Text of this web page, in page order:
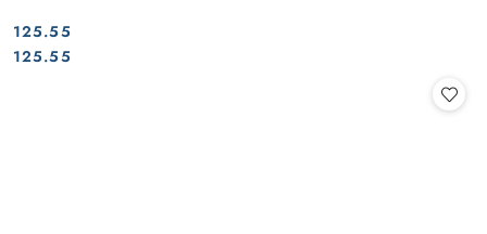
Cena:
125.55
Cena:
125.55